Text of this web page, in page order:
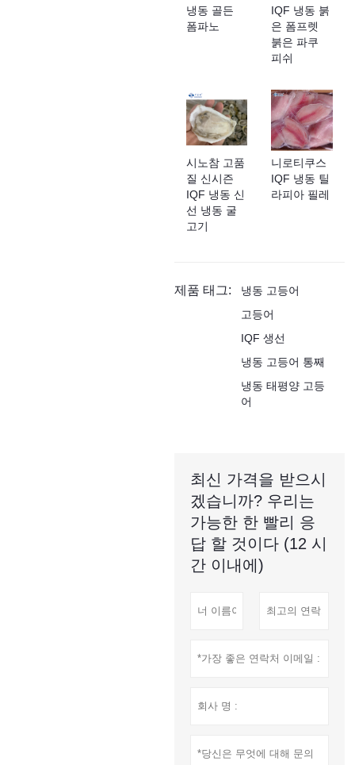
냉동 골든
폼파노
IQF 냉동 붉
은 폼프렛
붉은 파쿠
피쉬
시노참 고품
질 신시즌
IQF 냉동 신
선 냉동 굴
고기
니로티쿠스
IQF 냉동 틸
라피아 필레
제품 태그:
냉동 고등어
고등어
IQF 생선
냉동 고등어 통째
냉동 태평양 고등
어
최신 가격을 받으시
겠습니까? 우리는
가능한 한 빨리 응
답 할 것이다 (12 시
간 이내에)